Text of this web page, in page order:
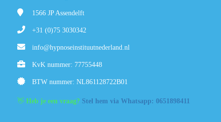
1566 JPAssendelft
+31 (0)75 3030342
info@hypnoseinstituutnederland.nl
KvK nummer: 77755448
BTW nummer: NL861128722B01
👋 Heb je een vraag? Stel hem via Whatsapp: 0651898411